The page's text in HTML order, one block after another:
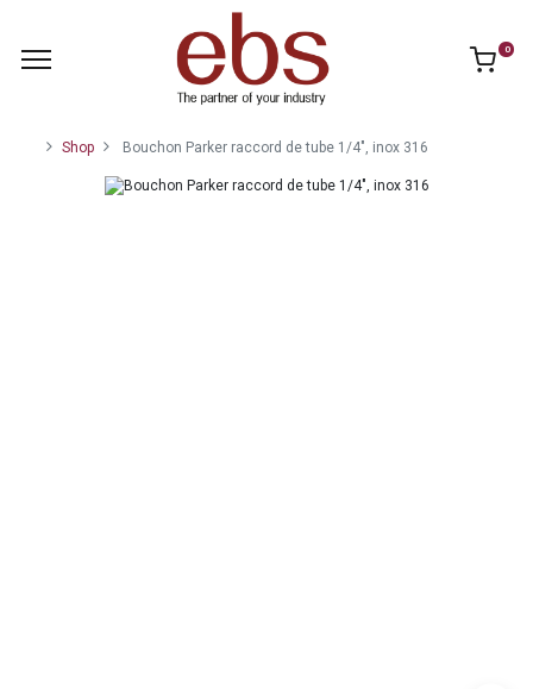
0
Shop Bouchon Parker raccord de tube 1/4", inox 316